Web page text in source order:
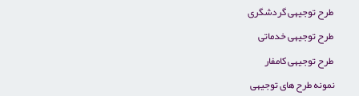
طرح توجیهی گردشگری
طرح توجیهی خدماتی
طرح توجیهی کامفار
نمونه طرح های توجیهی